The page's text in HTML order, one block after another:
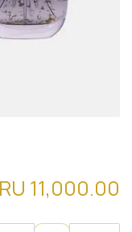
11,000.00